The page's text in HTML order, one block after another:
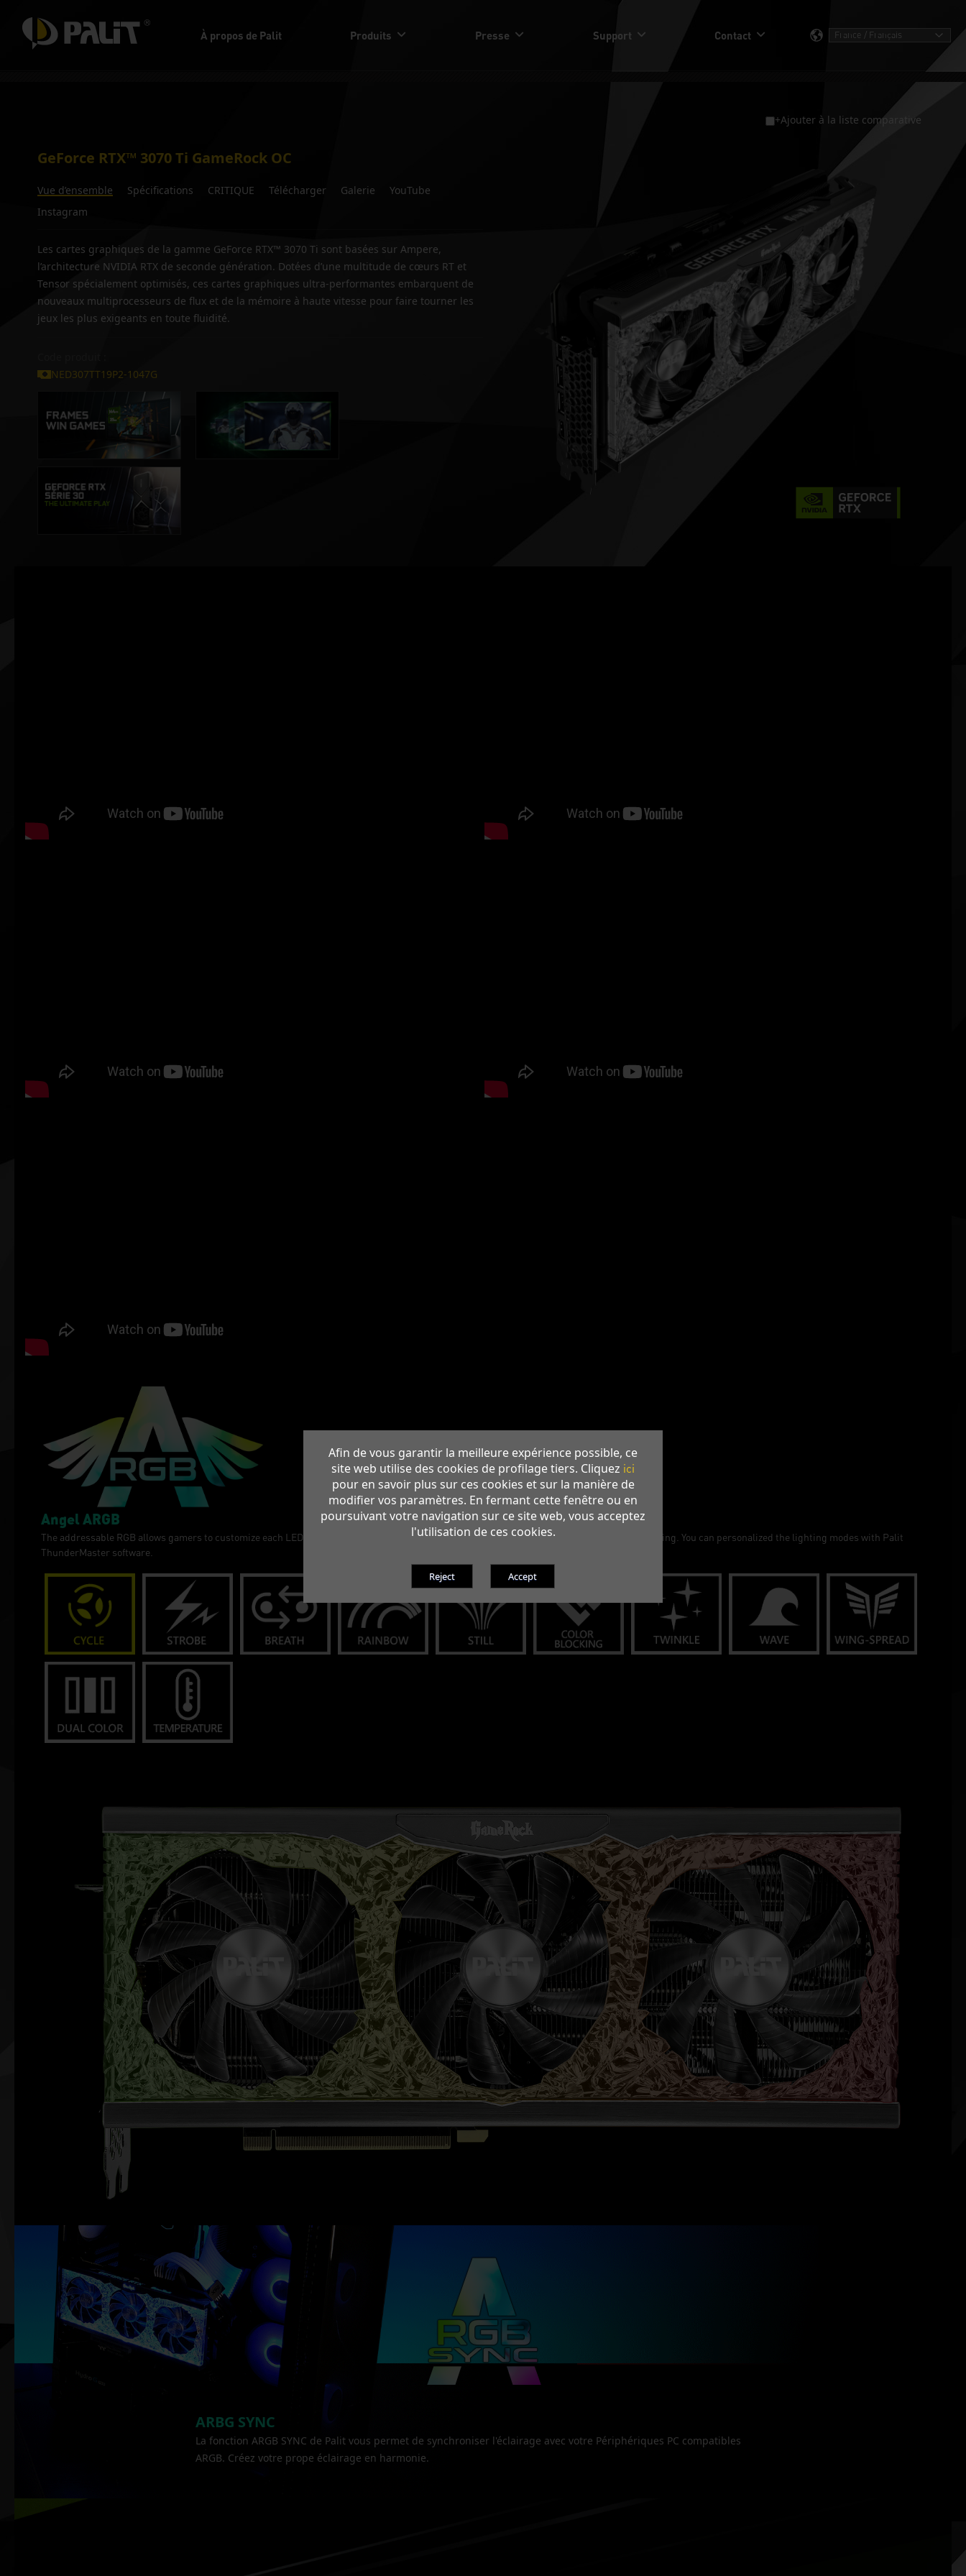
Afin de vous garantir la meilleure expérience possible, ce
site web utilise des cookies de profilage tiers. Cliquez ici
pour en savoir plus sur ces cookies et sur la manière de
modifier vos paramètres. En fermant cette fenêtre ou en
poursuivant votre navigation sur ce site web, vous acceptez
l'utilisation de ces cookies.
À propos de Palit Produits Presse Support Contact
+Ajouter à la liste comparative
GeForce RTX™ 3070 Ti GameRock OC
Vue d’ensemble Spécifications CRITIQUE Télécharger Galerie
YouTube
Instagram
Les cartes graphiques de la gamme GeForce RTX™ 3070 Ti sont basées sur Ampere,
l’architecture NVIDIA RTX de seconde génération. Dotées d’une multitude de cœurs RT et
Tensor spécialement optimisés, ces cartes graphiques ultra-performantes embarquent de
nouveaux multiprocesseurs de flux et de la mémoire à haute vitesse pour faire tourner les
jeux les plus exigeants en toute fluidité.
NED307TT19P2-1047G
Angel ARGB
The addressable RGB allows gamers to customize each LED color. The crystalline cuts on GameRock cooler bring you the splendid angel lighting. You can personalized the lighting modes with Palit
ThunderMaster software.
ARBG SYNC
La fonction ARGB SYNC de Palit vous permet de synchroniser l'éclairage avec votre Périphériques PC compatibles
ARGB. Créez votre prope éclairage en harmonie.